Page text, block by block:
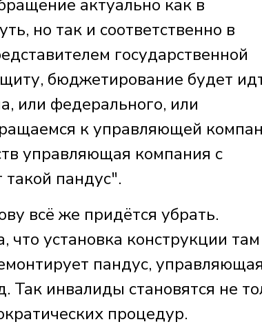
актуально как в
но так и соответственно в
государственной
бюджетирование будет
или федерального, или
к управляющей
управляющая компания с
пандус".
всё же придётся убрать.
установка конструкции там
пандус, управляющая
Так инвалиды становятся не
процедур.